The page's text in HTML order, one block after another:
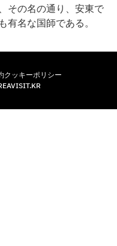
その名の通り、安東で
有名な国師である。
クッキーポリシー